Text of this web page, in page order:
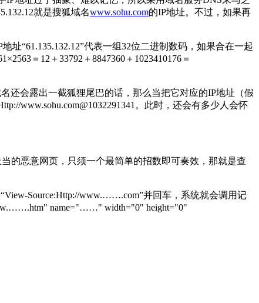
就是搜狐域名www.sohu.com的IP地址。不过，如果再
址“61.135.132.12”代表一组32位二进制数码，如果合在一起
＝12＋33792＋8847360＋1023410176＝
名还会露出一截狐狸尾巴的话，那么当把它对应的IP地址（假
www.sohu.com@1032291341。此时，还会有多少人会怀
的恶意网页，只须一个最简单的招数即可奏效，那就是查
Source:Http://www.…….com”并回车，系统就会调用记
name="……" width="0" height="0"